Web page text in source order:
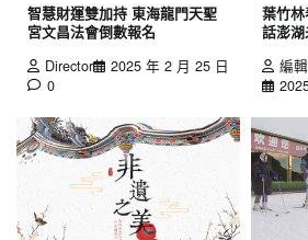
智慧財運雙加持 東海龍門天聖
宮文昌法會倒數報名
Director
2025 年 2 月 25 日
0
葉竹
話澎
編